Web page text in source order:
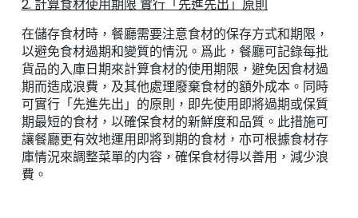
2. 計算食材使用期限 實行「先進先出」原則
在儲存食材時，餐廳需要注意食材的保存方式和期限，
以避免食材過期和變質的情況。爲此，餐廳可記錄每批
貨品的入庫日期來計算食材的使用期限，避免因食材過
期而造成浪費，及其他處理廢棄食材的額外成本。同時
可實行「先進先出」的原則，即先使用即將過期或保質
期最短的食材，以確保食材的新鮮度和品質。此措施可
讓餐廳更有效地運用即將到期的食材，亦可根據食材存
庫情況來調整菜單的内容，確保食材得以善用，減少浪
費。